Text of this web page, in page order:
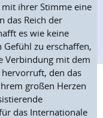
ihrer Stimme eine
das Reich der
es wie keine
zu erschaffen,
Verbindung mit dem
den das
großen Herzen
das Internationale